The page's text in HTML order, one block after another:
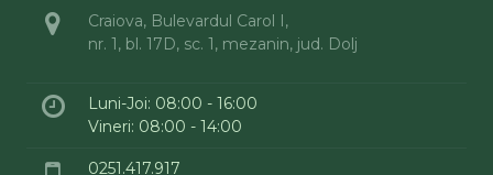
Craiova, Bulevardul Carol I,
nr. 1, bl. 17D, sc. 1, mezanin, jud. Dolj
Luni-Joi: 08:00 - 16:00
Vineri: 08:00 - 14:00
0251.417.917